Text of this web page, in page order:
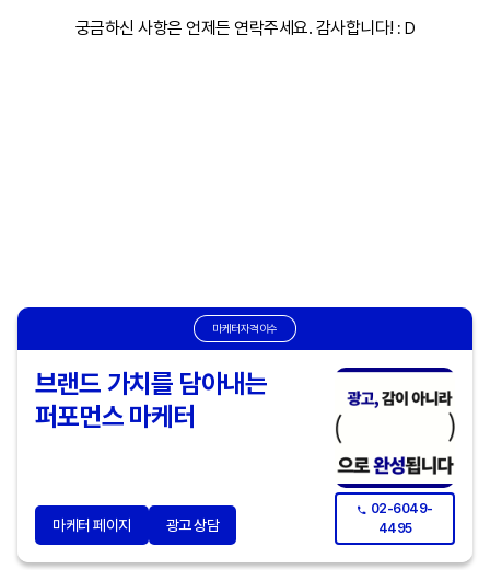
궁금하신 사항은 언제든 연락주세요. 감사합니다! : D
마케터자격이수
브랜드 가치를 담아내는
퍼포먼스 마케터
마케터 페이지 광고 상담
02-6049-
4495